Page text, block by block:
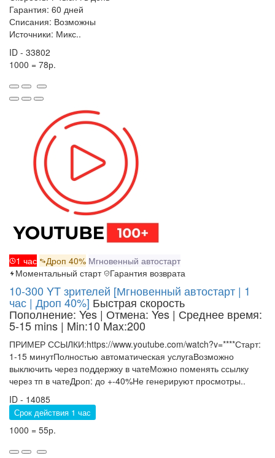
Гарантия: 60 дней
Списания: Возможны
Источники: Микс..
ID - 33802
1000 = 78р.
1 час Дроп 40% Мгновенный автостарт
Моментальный старт
Гарантия возврата
10-300 YT зрителей [Мгновенный автостарт | 1
час | Дроп 40%] Быстрая скорость
Пополнение: Yes | Отмена: Yes | Среднее время:
5-15 mins | Min:10 Max:200
ПРИМЕР ССЫЛКИ:https://www.youtube.com/watch?v=****Старт:
1-15 минутПолностью автоматическая услугаВозможно
выключить через поддержку в чатеМожно поменять ссылку
через тп в чатеДроп: до +-40%Не генерируют просмотры..
ID - 14085
Срок действия 1 час
1000 = 55р.